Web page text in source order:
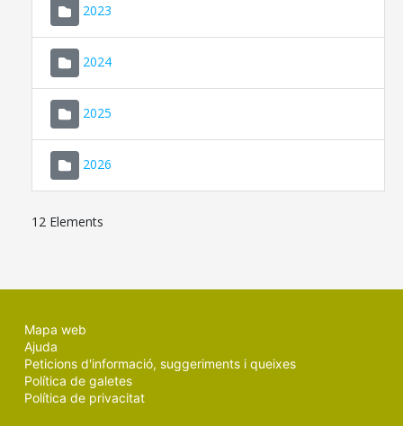
2023
2024
2025
2026
12 Elements
Mapa web
Ajuda
Peticions d'informació, suggeriments i queixes
Política de galetes
Política de privacitat